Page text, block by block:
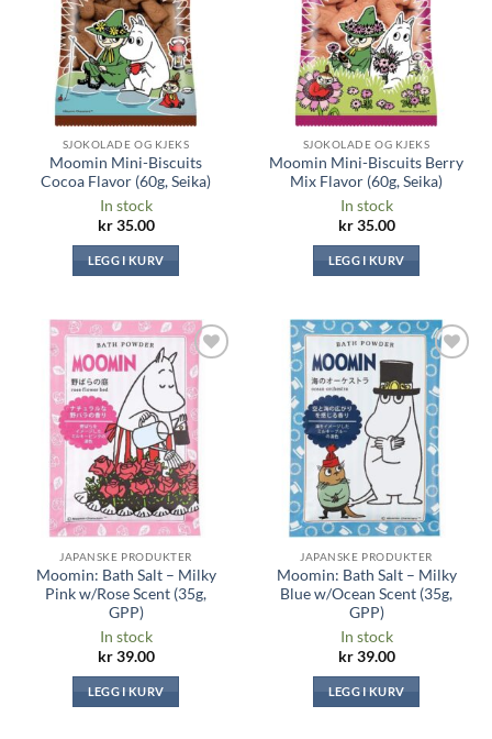
SJOKOLADE OG KJEKS
Moomin Mini-Biscuits
Cocoa Flavor (60g, Seika)
In stock
kr35.00
LEGG I KURV
SJOKOLADE OG KJEKS
Moomin Mini-Biscuits Berry
Mix Flavor (60g, Seika)
In stock
kr35.00
LEGG I KURV
Legg til i
ønskeliste
JAPANSKE PRODUKTER
Moomin: Bath Salt – Milky
Pink w/Rose Scent (35g,
GPP)
In stock
kr39.00
LEGG I KURV
Legg til i
ønskeliste
JAPANSKE PRODUKTER
Moomin: Bath Salt – Milky
Blue w/Ocean Scent (35g,
GPP)
In stock
kr39.00
LEGG I KURV